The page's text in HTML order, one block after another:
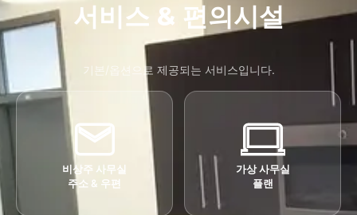
서비스 & 편의시설
기본/옵션으로 제공되는 서비스입니다.
비상주 사무실
주소 & 우편
가상 사무실
플랜